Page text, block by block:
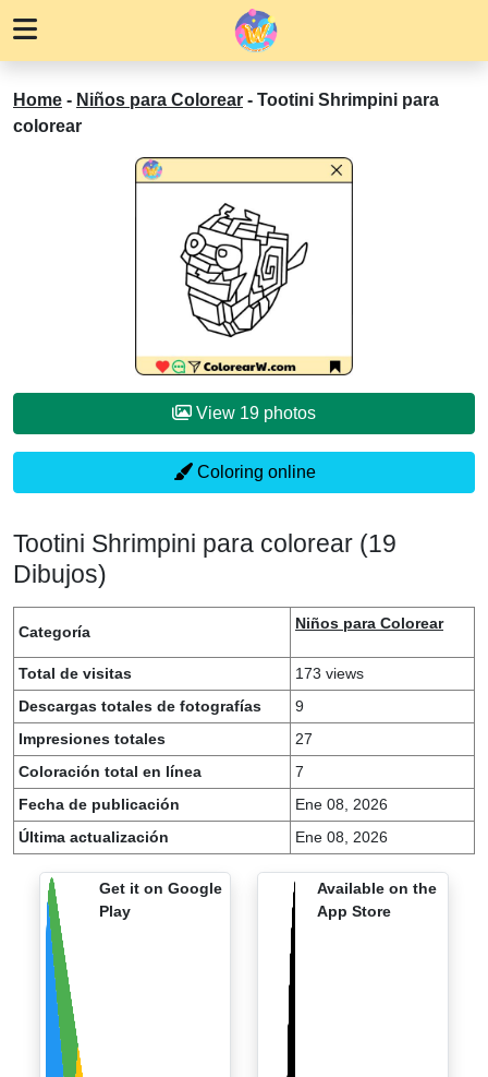
Home - Niños para Colorear - Tootini Shrimpini para
colorear
View 19 photos
Coloring online
Tootini Shrimpini para colorear (19
Dibujos)
Categoría Niños para Colorear
Total de visitas
173 views
Descargas totales de fotografías
9
Impresiones totales
27
Coloración total en línea
7
Fecha de publicación
Ene 08, 2026
Última actualización
Ene 08, 2026
Get it on Google
Play
Available on the
App Store